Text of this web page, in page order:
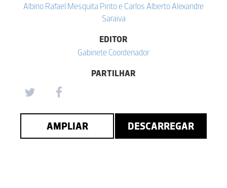
Albino Rafael Mesquita Pinto e Carlos Alberto Alexandre
Saraiva
EDITOR
Gabinete Coordenador
PARTILHAR
AMPLIAR DESCARREGAR